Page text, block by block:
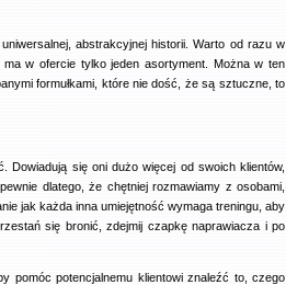
abstrakcyjnej historii. Warto od razu w
w ofercie tylko jeden asortyment. Można w ten
formułkami, które nie dość, że są sztuczne, to
Dowiadują się oni dużo więcej od swoich klientów,
dlatego, że chętniej rozmawiamy z osobami,
jak każda inna umiejętność wymaga treningu, aby
się bronić, zdejmij czapkę naprawiacza i po
pomóc potencjalnemu klientowi znaleźć to, czego